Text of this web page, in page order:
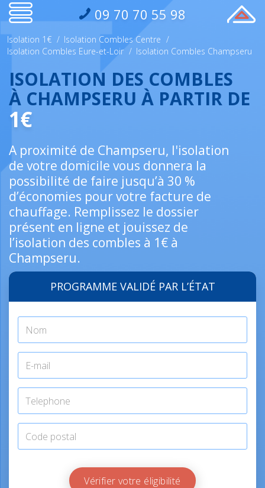
09 70 70 55 98
Isolation 1€ / Isolation Combles Centre /
Isolation Combles Eure-et-Loir / Isolation Combles Champseru
ISOLATION DES COMBLES
À CHAMPSERU À PARTIR DE
1€
A proximité de Champseru, l'isolation
de votre domicile vous donnera la
possibilité de faire jusqu’à 30 %
d’économies pour votre facture de
chauffage. Remplissez le dossier
présent en ligne et jouissez de
l’isolation des combles à 1€ à
Champseru.
PROGRAMME VALIDÉ PAR L’ÉTAT
Vérifier votre éligibilité